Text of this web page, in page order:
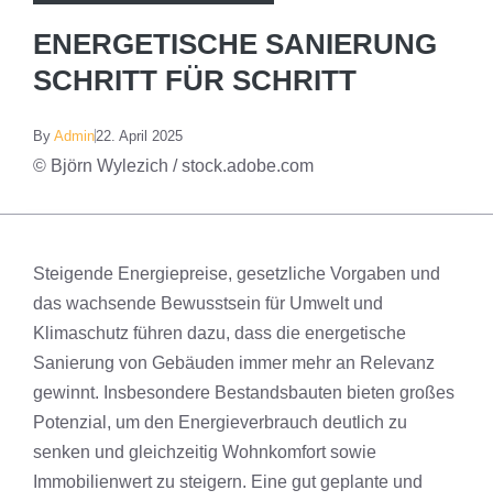
ENERGETISCHE SANIERUNG
SCHRITT FÜR SCHRITT
By Admin22. April 2025
© Björn Wylezich / stock.adobe.com
Steigende Energiepreise, gesetzliche Vorgaben und
das wachsende Bewusstsein für Umwelt und
Klimaschutz führen dazu, dass die energetische
Sanierung von Gebäuden immer mehr an Relevanz
gewinnt. Insbesondere Bestandsbauten bieten großes
Potenzial, um den Energieverbrauch deutlich zu
senken und gleichzeitig Wohnkomfort sowie
Immobilienwert zu steigern. Eine gut geplante und